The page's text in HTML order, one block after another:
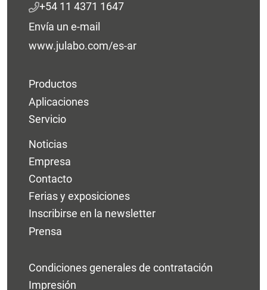
+54 11 4371 1647
Envía un e-mail
www.julabo.com/es-ar
Productos
Aplicaciones
Servicio
Noticias
Empresa
Contacto
Ferias y exposiciones
Inscribirse en la newsletter
Prensa
Condiciones generales de contratación
Impresión